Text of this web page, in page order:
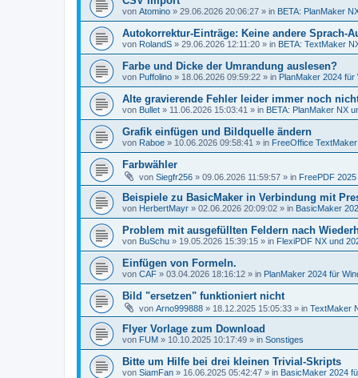
von Atomino » 29.06.2026 20:06:27 » in BETA: PlanMaker
Autokorrektur-Einträge: Keine andere Sprach-
von RolandS » 29.06.2026 12:11:20 » in BETA: TextMaker
Farbe und Dicke der Umrandung auslesen?
von Puffolino » 18.06.2026 09:59:22 » in PlanMaker 2024 für
Alte gravierende Fehler leider immer noch
von Bullet » 11.06.2026 15:03:41 » in BETA: PlanMaker NX
Grafik einfügen und Bildquelle ändern
von Raboe » 10.06.2026 09:58:41 » in FreeOffice
Farbwähler
von Siegfr256 » 09.06.2026 11:59:57 » in FreePDF
Beispiele zu BasicMaker in Verbindung mit
von HerbertMayr » 02.06.2026 20:09:02 » in BasicMaker
Problem mit ausgefüllten Feldern nach
von BuSchu » 19.05.2026 15:39:15 » in FlexiPDF NX und
Einfügen von Formeln.
von CAF » 03.04.2026 18:16:12 » in PlanMaker 2024 für
Bild "ersetzen" funktioniert nicht
von Arno999888 » 18.12.2025 15:05:33 » in TextMaker
Flyer Vorlage zum Download
von FUM » 10.10.2025 10:17:49 » in Sonstiges
Bitte um Hilfe bei drei kleinen Trivial-Skripts
von SiamFan » 16.06.2025 05:42:47 » in BasicMaker 2024